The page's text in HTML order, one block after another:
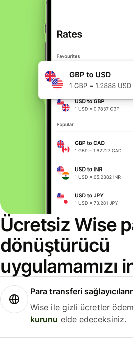
Ücretsiz Wise
dönüştürücü
uygulamamızı
Para transferi
Wise ile gizli ücretler
kurunu elde edeceksiniz.